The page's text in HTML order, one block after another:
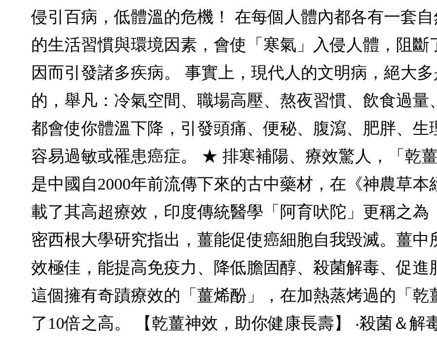
侵引百病，低體溫的危機！ 在每個人體內都各有一套
的生活習慣與環境因素，會使「寒氣」入侵人體，阻
因而引發諸多疾病。 事實上，現代人的文明病，絕大
的，舉凡：冷氣空間、職場高壓、熬夜習慣、飲食過
都會使你體溫下降，引發頭痛、便秘、腹瀉、肥胖、生
容易過敏或罹患癌症。 ★ 排寒補陽、療效驚人，「乾
是中國自2000年前流傳下來的古中藥材，在《神農草
載了其高超療效，印度傳統醫學「阿育吠陀」更稱之為
密西根大學研究指出，薑能促使癌細胞自我毀滅。薑
效極佳，能提高免疫力、降低膽固醇、殺菌解毒、促
這個擁有奇蹟療效的「薑烯酚」，在加熱蒸烤過的「
了10倍之高。 【乾薑神效，助你健康長壽】 ‧殺菌＆解